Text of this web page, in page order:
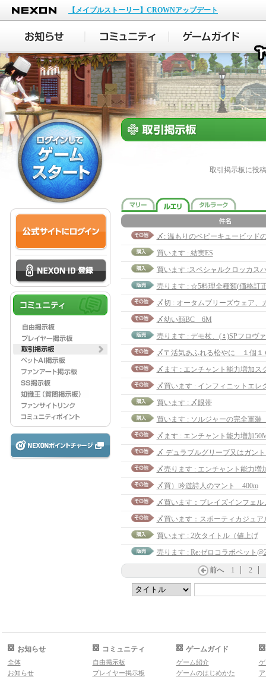
NEXON
【メイプルストーリー】CROWNアップデート
取引掲示板に投
〆: 温もりのベビーキュービッド
買います : 結実ES
売ります : ☆5料理全種類(価格訂
〆幼い顔BC 6M
〆ます : エンチャント能力増加ス
買います : 〆眼帯
買います : ソルジャーの完全軍
〆ます : エンチャント能力増加
〆 デュラブルグリーブ又はガン
〆買）吟遊詩人のマント 400m
買います : 2次タイトル（値上げ
売ります : Re:ゼロコラボペット
前へ 1 2
お知らせ
全体
お知らせ
コミュニティ
自由掲示板
プレイヤー掲示板
ゲームガイド
ゲーム紹介
ゲームのはじめかた